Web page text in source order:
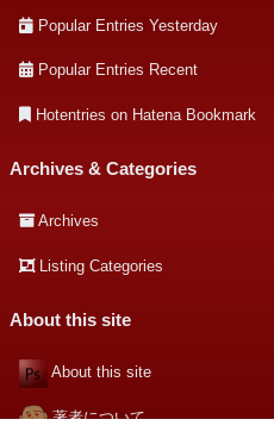
Popular Entries Yesterday
Popular Entries Recent
Hotentries on Hatena Bookmark
Archives & Categories
Archives
Listing Categories
About this site
About this site
著者について